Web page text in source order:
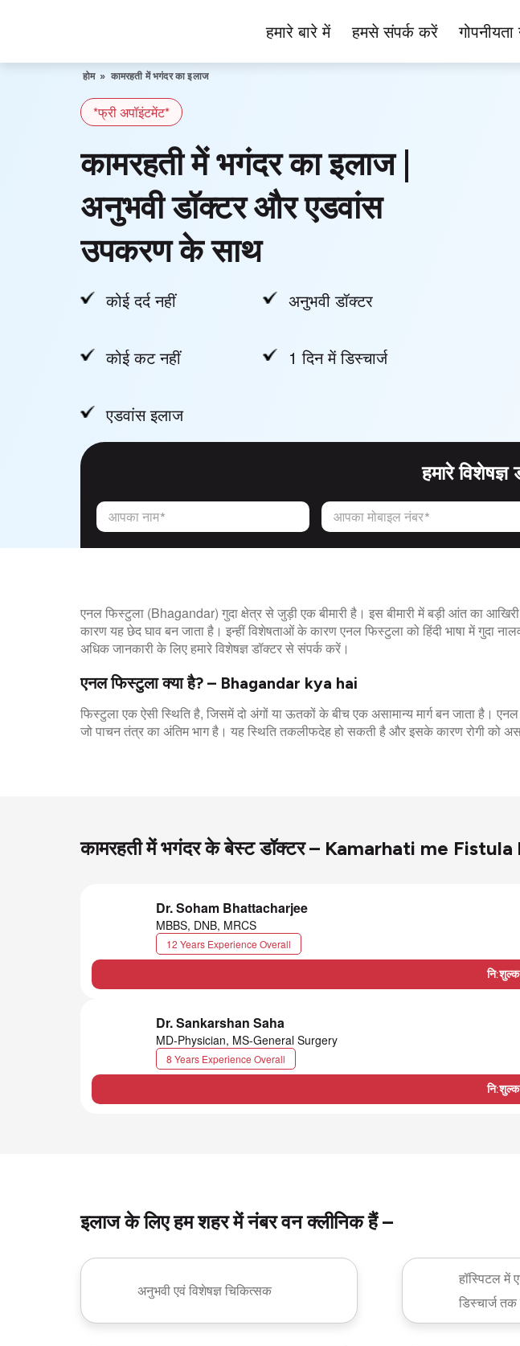
content
Ka
हमारे बारे में हमसे संपर्क करें गोपनीयता
होम » कामरहती में भगंदर का इलाज
*फ्री अपॉइंटमेंट*
कामरहती में भगंदर का इलाज |
अनुभवी डॉक्टर और एडवांस
उपकरण के साथ
कोई दर्द नहीं अनुभवी डॉक्टर
कोई कट नहीं 1 दिन में डिस्चार्ज
एडवांस इलाज
हमारे
आपका नाम* आपका मोबाइल नंबर*
एनल फिस्टुला (Bhagandar) गुदा क्षेत्र से जुड़ी एक बीमारी है। इस बीमारी में बड़ी आंत का
कारण यह छेद घाव बन जाता है। इन्हीं विशेषताओं के कारण एनल फिस्टुला को हिंदी भाषा में गुदा
अधिक जानकारी के लिए हमारे विशेषज्ञ डॉक्टर से संपर्क करें।
एनल फिस्टुला क्या है? – Bhagandar kya hai
फिस्टुला एक ऐसी स्थिति है, जिसमें दो अंगों या ऊतकों के बीच एक असामान्य मार्ग बन जाता है।
जो पाचन तंत्र का अंतिम भाग है। यह स्थिति तकलीफदेह हो सकती है और इसके कारण रोगी को
कामरहती में भगंदर के बेस्ट डॉक्टर – Kamarhati me
Dr. Soham Bhattacharjee
MBBS, DNB, MRCS
12 Years Experience Overall
Dr. Sankarshan Saha
MD-Physician, MS-General Surgery
8 Years Experience Overall
इलाज के लिए हम शहर में नंबर वन क्लीनिक हैं –
अनुभवी एवं विशेषज्ञ चिकित्सक
हॉस्पिटल में
डिस्चार्ज